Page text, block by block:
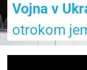
Vojna v
otrokom